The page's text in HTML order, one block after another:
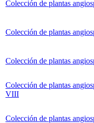
Colección de plantas
Colección de plantas
Colección de plantas
Colección de plantas
VIII
Colección de plantas